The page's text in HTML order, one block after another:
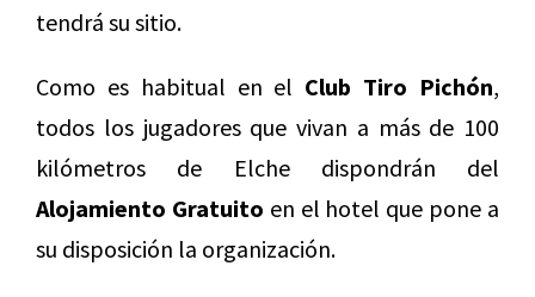
tendrá su sitio.
Como es habitual en el Club Tiro Pichón,
todos los jugadores que vivan a más de 100
kilómetros de Elche dispondrán del
Alojamiento Gratuito en el hotel que pone a
su disposición la organización.